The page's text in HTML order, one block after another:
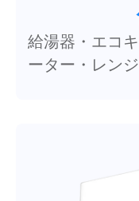
給湯器・エコ
ーター・レン